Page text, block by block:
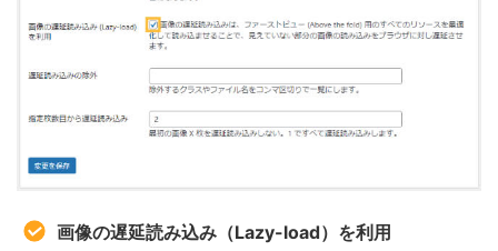
画像の遅延読み込み（Lazy-load）を利用